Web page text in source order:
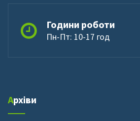
Години роботи
Пн-Пт: 10-17 год
Архіви